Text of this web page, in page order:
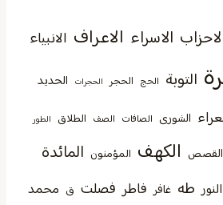
الاسراء الاعراف الانبياء
التوبة الحج الحجر الحجرات الحديد
الشورى الصافات الصف الطلاق الطور
القصص الكهف المؤمنون المائدة
النور طه غافر فاطر فصلت ق محمد